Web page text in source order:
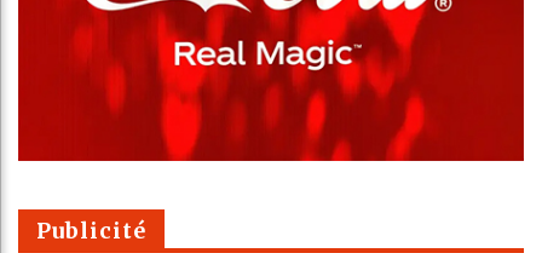
Publicité